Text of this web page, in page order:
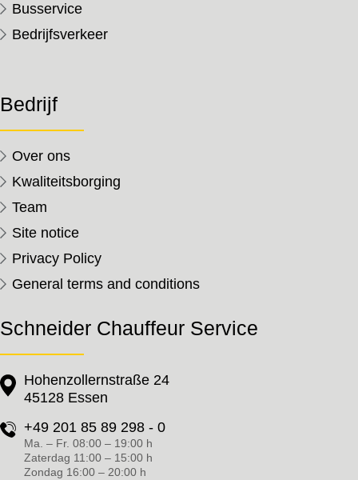
Busservice
Bedrijfsverkeer
Bedrijf
Over ons
Kwaliteitsborging
Team
Site notice
Privacy Policy
General terms and conditions
Schneider Chauffeur Service
Hohenzollernstraße 24
45128 Essen
+49 201 85 89 298 - 0
Ma. – Fr. 08:00 – 19:00 h
Zaterdag 11:00 – 15:00 h
Zondag 16:00 – 20:00 h